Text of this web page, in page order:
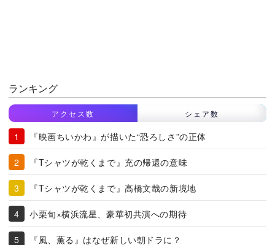
ランキング
アクセス数 シェア数
『映画ちいかわ』が描いた“恐ろしさ”の正体
『Tシャツが乾くまで』充の帰還の意味
『Tシャツが乾くまで』高橋文哉の新境地
小栗旬×横浜流星、豪華初共演への期待
『風、薫る』はなぜ新しい朝ドラに？